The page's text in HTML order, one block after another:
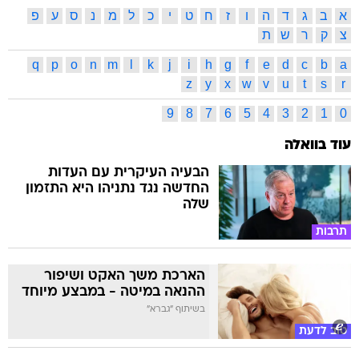
א ב ג ד ה ו ז ח ט י כ ל מ נ ס ע
פ
צ
ק ר ש ת
a
b
c
d
e
f
g
h
i
j
k
m
n
o
p
q
r
s
t
u
v
w
x
y
z
0
1
2
3
4
5
6
7
8
9
עוד בוואלה
תרבות
הבעיה העיקרית עם העדות
החדשה נגד נתניהו היא התזמון
שלה
טוב לדעת
הארכת משך האקט ושיפור
ההנאה במיטה - במבצע מיוחד
בשיתוף "גברא"